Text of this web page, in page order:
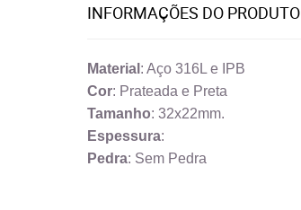
INFORMAÇÕES DO PRODUTO
Material : Aço 316L e IPB
Cor: Prateada e Preta
Tamanho: 32x22mm.
Espessura:
Pedra: Sem Pedra